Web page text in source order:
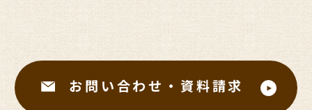
お問い合わせ・資料請求